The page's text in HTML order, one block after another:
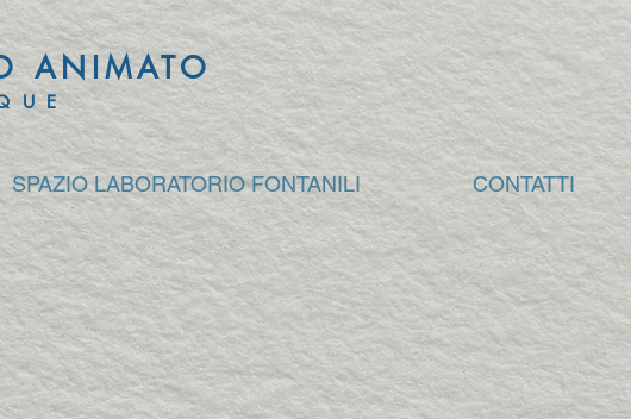
ANIMATO
SPAZIO LABORATORIO FONTANILI CONTATTI